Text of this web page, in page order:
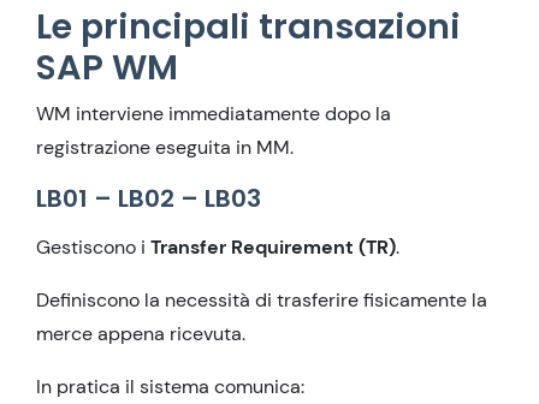
Le principali transazioni
SAP WM
WM interviene immediatamente dopo la
registrazione eseguita in MM.
LB01 – LB02 – LB03
Gestiscono i Transfer Requirement (TR).
Definiscono la necessità di trasferire fisicamente la
merce appena ricevuta.
In pratica il sistema comunica: